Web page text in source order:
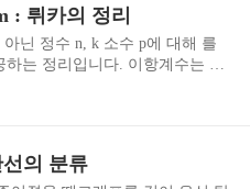
을 수 있을까요? 가장 단순하게
포넌트가 둘로 나눠졌는지 조
: 간선의 개수라 할때 이 방법
는데 N, 그래프 전체를 dfs탐
: 뤼카의 정리
아닌 정수 n, k 소수 p에 대해 를
는 정리입니다. 이항계수는 이
부담스럽습니다. 식에 Factiori
나 메모제이션방식으로 얻게 됩
의 분류